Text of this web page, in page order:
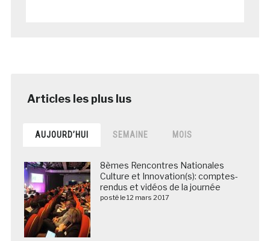
AUJOURD’HUI SEMAINE MOIS
8èmes Rencontres Nationales
Culture et Innovation(s): comptes-
rendus et vidéos de la journée
posté le 12 mars 2017